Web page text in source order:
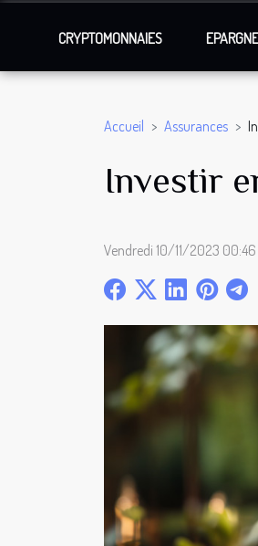
CRYPTOMONNAIES EPARGNE
Accueil Assurances
Investir
Vendredi 10/11/2023 00:46